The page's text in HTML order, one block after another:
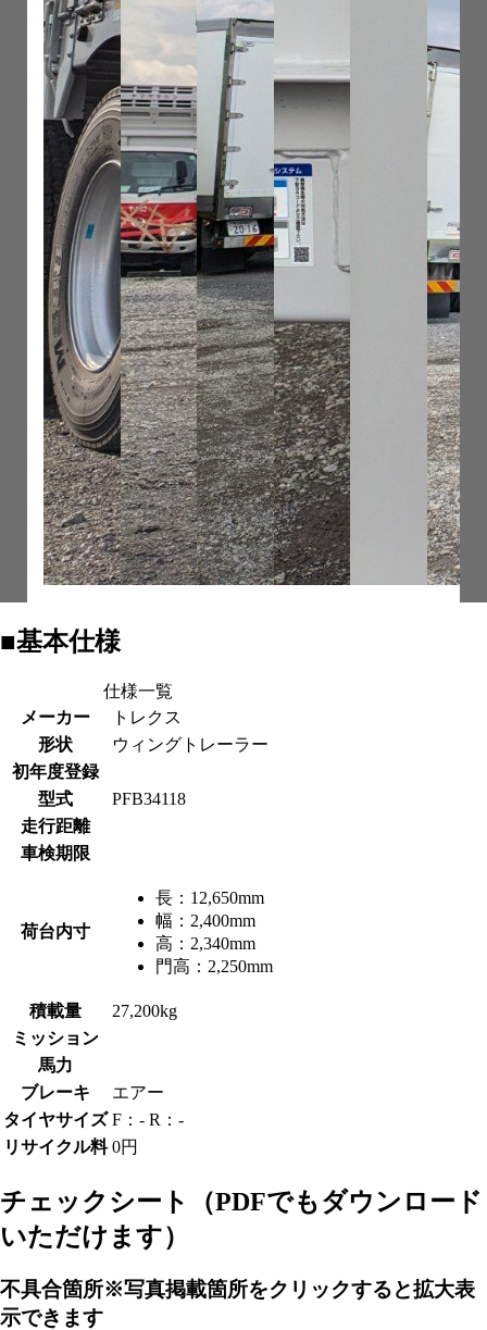
■基本仕様
仕様一覧
メーカー
トレクス
形状
ウィングトレーラー
初年度登録
型式
PFB34118
走行距離
車検期限
荷台内寸
長： 12,650mm
幅： 2,400mm
高： 2,340mm
門高： 2,250mm
積載量
27,200kg
ミッション
馬力
ブレーキ
エアー
タイヤサイズ F：- R：-
リサイクル料 0円
チェックシート
（PDFでもダウンロード
いただけます）
不具合箇所※写真掲載箇所をクリックすると拡大表
示できます